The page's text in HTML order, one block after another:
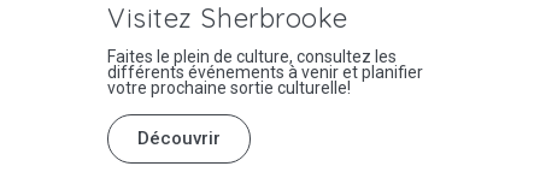
Visitez Sherbrooke
Faites le plein de culture, consultez les
différents événements à venir et planifier
votre prochaine sortie culturelle!
Découvrir